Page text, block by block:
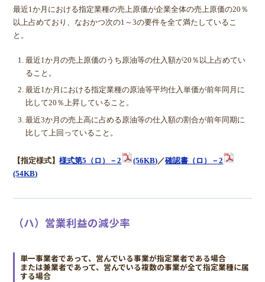
最近1か月における指定業種の売上原価が企業全体の売上原価の20％
以上占めており、なおかつ次の1～3の要件を全て満たしているこ
と。
最近1か月の売上原価のうち原油等の仕入額が20％以上占めてい
ること。
最近1か月における指定業種の原油等平均仕入単価が前年同月に
比して20％上昇していること。
最近3か月の売上高に占める原油等の仕入額の割合が前年同期に
比して上回っていること。
【指定様式】様式第5（ロ）－2 (56KB)／確認書（ロ）－2
(54KB)
（ハ）営業利益の減少率
単一事業者であって、営んでいる事業が指定業者である場合
または兼業者であって、営んでいる複数の事業が全て指定業種に属
する場合